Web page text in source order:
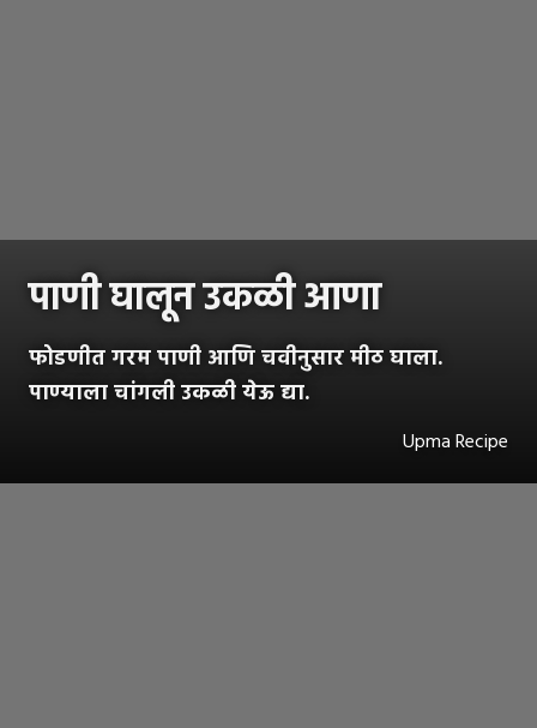
पाणी घालून उकळी आणा
फोडणीत गरम पाणी आणि चवीनुसार मीठ घाला.
पाण्याला चांगली उकळी येऊ द्या.
Upma Recipe